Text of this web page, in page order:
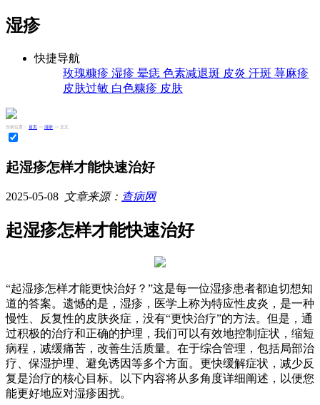
湿疹
快捷导航
玫瑰糠疹 湿疹 晕痣 色素减退斑 皮炎 汗斑 荨麻疹
皮肤过敏 白色糠疹 皮肤
当前位置： 首页 >> 湿疹 >> 正文
起湿疹怎样才能快速治好
2025-05-08 文章来源： 查病网
起湿疹怎样才能快速治好
“起湿疹怎样才能更快治好？”这是每一位湿疹患者都迫切想知
道的答案。遗憾的是，湿疹，医学上称为特应性皮炎，是一种
慢性、反复性的皮肤炎症，没有“更快治疗”的方法。但是，通
过积极的治疗和正确的护理，我们可以有效地控制症状，缩短
病程，减缓痛苦，改善生活质量。在于综合管理，包括局部治
疗、保湿护理、避免诱因等多个方面。更快缓解症状，减少反
复是治疗的核心目标。以下内容将从多角度详细阐述，以便您
能更好地应对湿疹困扰。